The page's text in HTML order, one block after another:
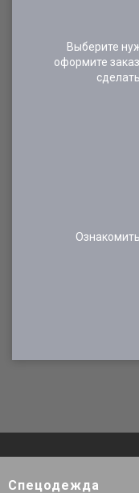
Выберите
оформите
Спецодежда